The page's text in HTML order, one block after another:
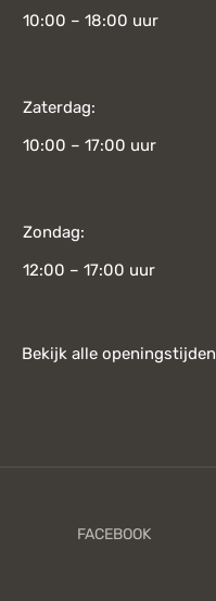
10:00 – 18:00 uur
Zaterdag:
10:00 – 17:00 uur
Zondag:
12:00 – 17:00 uur
Bekijk alle openingstijden